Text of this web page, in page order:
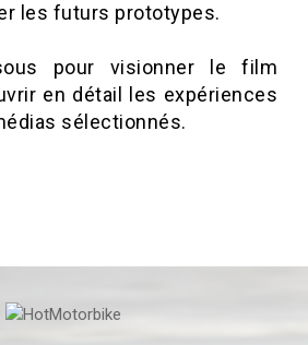
les futurs prototypes.
pour visionner le film
en détail les expériences
sélectionnés.